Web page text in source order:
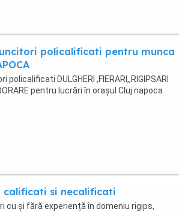
policalificati pentru munca
policalificati DULGHERI ,FIERARI,,RIGIPSARI
pentru lucrări în orașul Cluj napoca
calificati si necalificati
cu și fără experiență în domeniu rigips,